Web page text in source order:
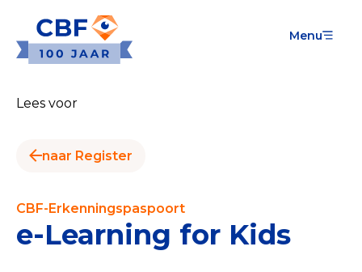
Menu
Goede Doelen
CBF-Erkenning aanvragen
Publiek
Lees voor
naar Register
CBF-Erkenningspaspoort
e-Learning for Kids